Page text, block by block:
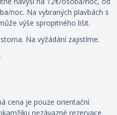
noc. Na vybraných plavbách s
výše spropitného lišit.
Na vyžádání zajistíme.
cena je pouze orientační.
nezávazné rezervace.